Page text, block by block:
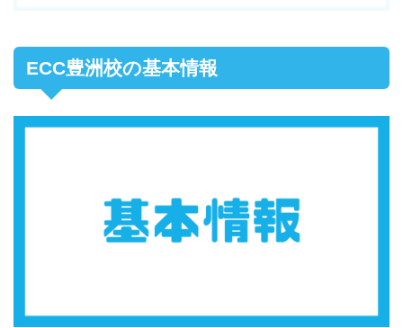
ECC豊洲校の基本情報